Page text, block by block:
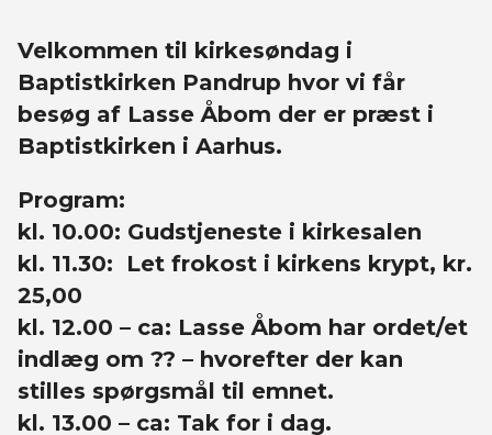
Velkommen til kirkesøndag i
Baptistkirken Pandrup hvor vi får
besøg af Lasse Åbom der er præst i
Baptistkirken i Aarhus.
Program:
kl. 10.00: Gudstjeneste i kirkesalen
kl. 11.30: Let frokost i kirkens krypt, kr.
25,00
kl. 12.00 – ca: Lasse Åbom har ordet/et
indlæg om ?? – hvorefter der kan
stilles spørgsmål til emnet.
kl. 13.00 – ca: Tak for i dag.